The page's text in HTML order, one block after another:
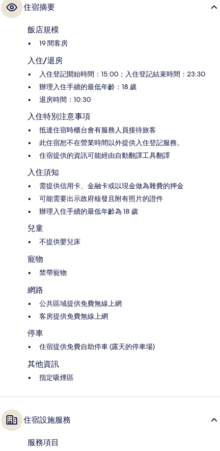
住宿摘要
飯店規模
19 間客房
入住/退房
入住登記開始時間：15:00；入住登記結束時間：23:30
辦理入住手續的最低年齡：18 歲
退房時間：10:30
入住特別注意事項
抵達住宿時櫃台會有服務人員接待旅客
此住宿恕不在營業時間以外提供入住登記服務。
住宿提供的資訊可能經由自動翻譯工具翻譯
入住須知
需提供信用卡、金融卡或以現金做為雜費的押金
可能需要出示政府核發且附有照片的證件
辦理入住手續的最低年齡為 18 歲
兒童
不提供嬰兒床
寵物
禁帶寵物
網路
公共區域提供免費無線上網
客房提供免費無線上網
停車
住宿提供免費自助停車 (露天的停車場)
其他資訊
指定吸煙區
住宿設施服務
服務項目